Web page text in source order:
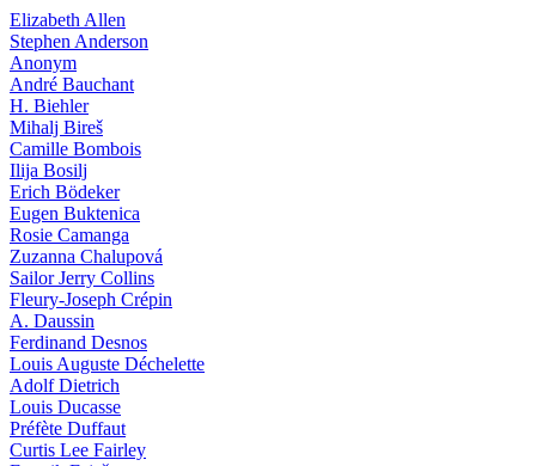
Elizabeth Allen
Stephen Anderson
Anonym
André Bauchant
H. Biehler
Mihalj Bireš
Camille Bombois
Ilija Bosilj
Erich Bödeker
Eugen Buktenica
Rosie Camanga
Zuzanna Chalupová
Sailor Jerry Collins
Fleury-Joseph Crépin
A. Daussin
Ferdinand Desnos
Louis Auguste Déchelette
Adolf Dietrich
Louis Ducasse
Préfète Duffaut
Curtis Lee Fairley